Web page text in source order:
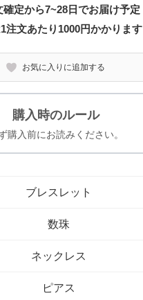
確定から7~28日でお届け予定
注文あたり 1000円かかります
お気に入りに追加する
購入時のルール
購入前にお読みください。
ブレスレット
数珠
ネックレス
ピアス